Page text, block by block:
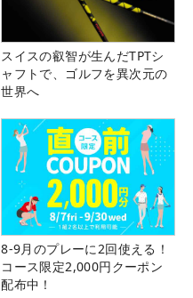
スイスの叡智が生んだTPTシ
ャフトで、ゴルフを異次元の
世界へ
8-9月のプレーに2回使える！
コース限定2,000円クーポン
配布中！